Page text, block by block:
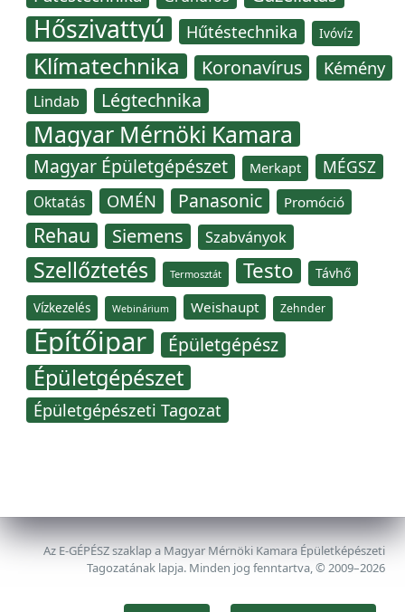
Hőszivattyú Hűtéstechnika Ivóvíz
Klímatechnika Koronavírus Kémény
Lindab Légtechnika
Magyar Mérnöki Kamara
Magyar Épületgépészet Merkapt MÉGSZ
Oktatás OMÉN Panasonic Promóció
Rehau Siemens Szabványok
Szellőztetés Termosztát Testo Távhő
Vízkezelés Webinárium Weishaupt Zehnder
Építőipar Épületgépész
Épületgépészet
Épületgépészeti Tagozat
Az E-GÉPÉSZ szaklap a Magyar Mérnöki Kamara Épületképészeti
Tagozatának lapja. Minden jog fenntartva, © 2009–2026